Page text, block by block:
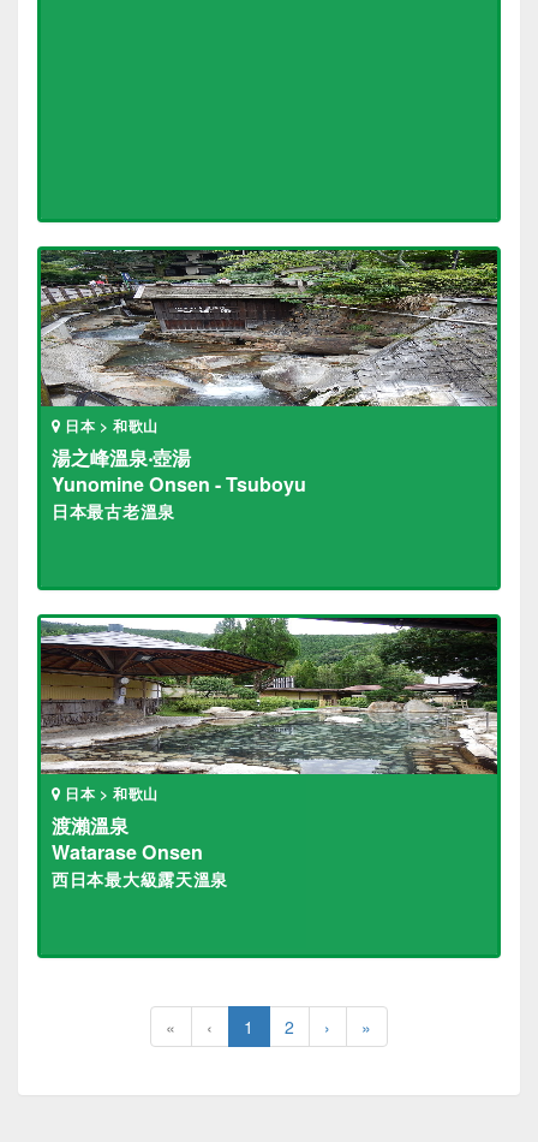
日本 > 和歌山
湯之峰溫泉‧壺湯
Yunomine Onsen - Tsuboyu
日本最古老溫泉
日本 > 和歌山
渡瀨溫泉
Watarase Onsen
西日本最大級露天溫泉
« ‹ 1 2 › »